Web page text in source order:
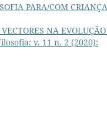
PARA/COM
NA
v. 11 n. 2 (2020):